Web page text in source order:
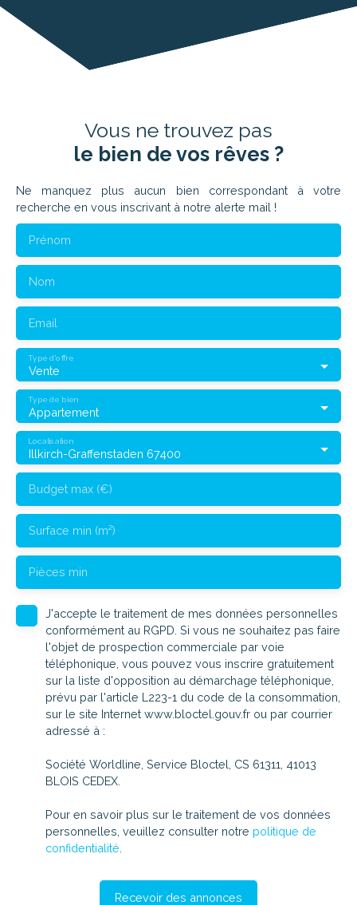
Vous ne trouvez pas
le bien de vos rêves ?
Ne manquez plus aucun bien correspondant à votre
recherche en vous inscrivant à notre alerte mail !
Prénom
Nom
Email
Vente
Type d'offre
Appartement
Type de bien
Illkirch-Graffenstaden 67400
Localisation
Budget max (€)
Surface min (m²)
Pièces min
J'accepte le traitement de mes données personnelles
conformément au RGPD. Si vous ne souhaitez pas faire
l'objet de prospection commerciale par voie
téléphonique, vous pouvez vous inscrire gratuitement
sur la liste d'opposition au démarchage téléphonique,
prévu par l'article L223-1 du code de la consommation,
sur le site Internet www.bloctel.gouv.fr ou par courrier
adressé à :
Société Worldline, Service Bloctel, CS 61311, 41013
BLOIS CEDEX.
Pour en savoir plus sur le traitement de vos données
personnelles, veuillez consulter notre politique de
confidentialité.
Recevoir des annonces